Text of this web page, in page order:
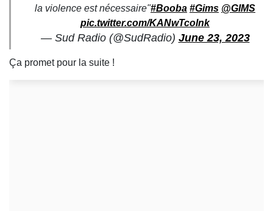
la violence est nécessaire"#Booba #Gims @GIMS
pic.twitter.com/KANwTcolnk
— Sud Radio (@SudRadio) June 23, 2023
Ça promet pour la suite !